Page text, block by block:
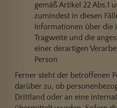
gemäß Artikel 22 Abs.1
zumindest in diesen
Informationen über die
Tragweite und die
einer derartigen
Person
Ferner steht der betroffenen
darüber zu, ob
Drittland oder an eine